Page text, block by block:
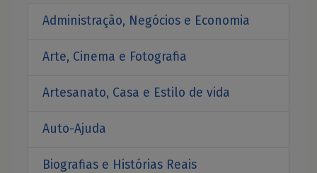
Administração, Negócios e Economia
Arte, Cinema e Fotografia
Artesanato, Casa e Estilo de vida
Auto-Ajuda
Biografias e Histórias Reais